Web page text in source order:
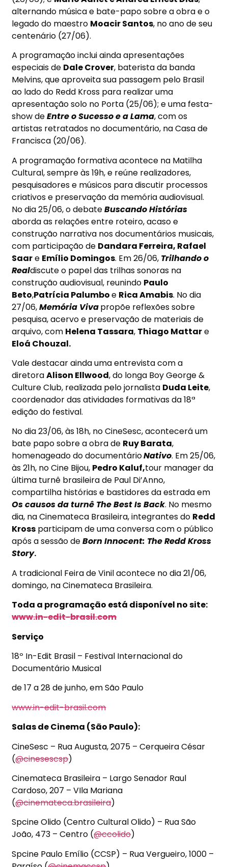
alternando música e bate-papo sobre a obra e o
legado do maestro Moacir Santos, no ano de seu
centenário (27/06).
A programação inclui ainda apresentações
especiais de Dale Crover, baterista da banda
Melvins, que aproveita sua passagem pelo Brasil
ao lado do Redd Kross para realizar uma
apresentação solo no Porta (25/06); e uma festa-
show deEntre o Sucesso e a Lama, com os
artistas retratados no documentário, na Casa de
Francisca (20/06).
A programação formativa acontece na Matilha
Cultural, sempreàs 19h, e reúne realizadores,
pesquisadores e músicos para discutir processos
criativos e preservação da memória audiovisual.
No dia 25/06, o debateBuscando Histórias
aborda as relações entre roteiro, acaso e
construção narrativa nos documentários musicais,
com participação de Dandara Ferreira, Rafael
Saare Emílio Domingos. Em26/06, Trilhando o
Realdiscute o papel das trilhas sonoras na
construção audiovisual, reunindo Paulo
Beto,Patrícia Palumboe Rica Amabis. No dia
27/06,Memória Vivapropõe reflexões sobre
pesquisa, acervo e preservação de materiais de
arquivo, com Helena Tassara, Thiago Mattare
Eloá Chouzal.
Vale destacar ainda uma entrevista com a
diretoraAlison Ellwood, do longa Boy George &
Culture Club, realizada pelo jornalista Duda Leite,
coordenador das atividades formativas da 18ª
edição do festival.
No dia 23/06, às 18h, no CineSesc, acontecerá um
bate papo sobre a obra de Ruy Barata,
homenageado do documentárioNativo. Em25/06,
às 21h, no Cine Bijou, Pedro Kaluf,tour manager da
última turnê brasileira de Paul Di’Anno,
compartilha histórias e bastidores da estrada em
Os causos da turnê The Best Is Back. No mesmo
dia, na Cinemateca Brasileira, integrantes do Redd
Kross participam de uma conversa com o público
após a sessão deBorn Innocent: The Redd Kross
Story.
A tradicional Feira de Vinil acontece no dia 21/06,
domingo, na Cinemateca Brasileira.
Toda a programação está disponível no site:
www.in-edit-brasil.com
Serviço
18º In-Edit Brasil – Festival Internacional do
Documentário Musical
de 17 a28 de junho, em São Paulo
www.in-edit-brasil.com
Salas de Cinema (São Paulo):
CineSesc – Rua Augusta, 2075 – Cerqueira César
(@cinesescsp)
Cinemateca Brasileira – Largo Senador Raul
Cardoso, 207 – VIla Mariana
(@cinemateca.brasileira)
Spcine Olido (Centro Cultural Olido) – Rua São
João, 473 – Centro (@ccolido)
Spcine Paulo Emílio (CCSP) – Rua Vergueiro, 1000 –